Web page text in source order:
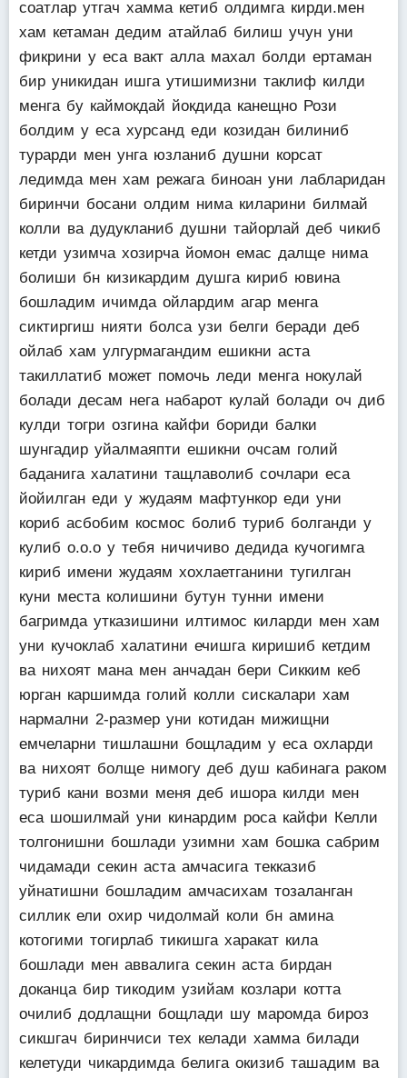
соатлар утгач хамма кетиб олдимга кирди.мен
хам кетаман дедим атайлаб билиш учун уни
фикрини у еса вакт алла махал болди ертаман
бир уникидан ишга утишимизни таклиф килди
менга бу каймокдай йокдида канещно Рози
болдим у еса хурсанд еди козидан билиниб
турарди мен унга юзланиб душни корсат
ледимда мен хам режага биноан уни лабларидан
биринчи босани олдим нима киларини билмай
колли ва дудукланиб душни тайорлай деб чикиб
кетди узимча хозирча йомон емас далще нима
болиши бн кизикардим душга кириб ювина
бошладим ичимда ойлардим агар менга
сиктиргиш нияти болса узи белги беради деб
ойлаб хам улгурмагандим ешикни аста
такиллатиб может помочь леди менга нокулай
болади десам нега набарот кулай болади оч диб
кулди тогри озгина кайфи бориди балки
шунгадир уйалмаяпти ешикни очсам голий
баданига халатини тащлаволиб сочлари еса
йойилган еди у жудаям мафтункор еди уни
кориб асбобим космос болиб туриб болганди у
кулиб о.о.о у тебя ничичиво дедида кучогимга
кириб имени жудаям хохлаетганини тугилган
куни места колишини бутун тунни имени
багримда утказишини илтимос киларди мен хам
уни кучоклаб халатини ечишга киришиб кетдим
ва нихоят мана мен анчадан бери Сикким кеб
юрган каршимда голий колли сискалари хам
нармални 2-размер уни котидан мижищни
емчеларни тишлашни бощладим у еса охларди
ва нихоят болще нимогу деб душ кабинага раком
туриб кани возми меня деб ишора килди мен
еса шошилмай уни кинардим роса кайфи Келли
толгонишни бошлади узимни хам бошка сабрим
чидамади секин аста амчасига текказиб
уйнатишни бошладим амчасихам тозаланган
силлик ели охир чидолмай коли бн амина
котогими тогирлаб тикишга харакат кила
бошлади мен аввалига секин аста бирдан
доканца бир тикодим узийам козлари котта
очилиб додлащни бощлади шу маромда бироз
сикшгач биринчиси тех келади хамма билади
келетуди чикардимда белига окизиб ташадим ва